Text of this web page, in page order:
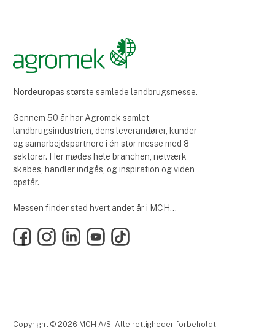
Nordeuropas største samlede landbrugsmesse.
Gennem 50 år har Agromek samlet
landbrugsindustrien, dens leverandører, kunder
og samarbejdspartnere i én stor messe med 8
sektorer. Her mødes hele branchen, netværk
skabes, handler indgås, og inspiration og viden
opstår.
Messen finder sted hvert andet år i MCH
FacebookInstagramLinkedInYouTubeTikTok
Copyright © 2026 MCH A/S. Alle rettigheder forbeholdt